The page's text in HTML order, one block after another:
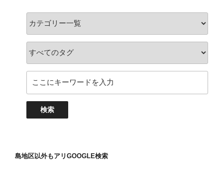
島地区以外もアリGOOGLE検索